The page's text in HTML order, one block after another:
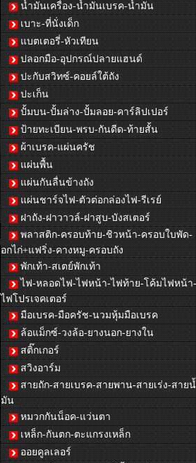
น้ำมันเครื่อง-น้ำมันเบรค-น้ำมัน
เบาะ-ที่นั่งเด็ก
แบตเตอรี่-หัวเทียน
ปลอกมือ-อุปกรณ์ปลายแฮนด์
ปะกับสวิทซ์-คอยล์ใต้ถัง
ปะเก็น
ปั้มบน-ปั้มล่าง-ปั้มลอย-คาร์ลิปเปอร์
ป้ายทะเบียน-พรบ-กันดีด-ท้ายสั้น
ผ้าเบรค-แผ่นครัช
แผ่นพื้น
แผ่นกันลื่นข้างถัง
แผ่นชาร์จไฟ-ตัวต่อกล่องไฟ-รีเรย์
ฝาถัง-ฝาวาวล์-ฝาสูบ-บังสเตอร์
พลาสติก-ครอบท้าย-ชิวหน้า-ครอบใบพัด-
อกไก่+แฟริ่ง-คางหมู-ครอบถัง
พักเท้า-สเตย์พักเท้า
ไฟ-หลอดไฟ-ไฟหน้า-ไฟท้าย-โค้มไฟหน้า-
ไฟโปรเจคเตอร์
มือเบรค-มือครัช-นวมหุ้มมือเบรค
ล้อแม็กซ์-วงล้อ-ยางนอก-ยางใน
สติ๊กเกอร์
สวิงอาร์ม
สายถัก-สายเบรค-สายพาน-สายเร่ง-สาย
มัน
หมวกกันน็อค-แว่นตา
เหล็ก-กันตก-ตะแกรงเหล็ก
ออยคูลเลอร์